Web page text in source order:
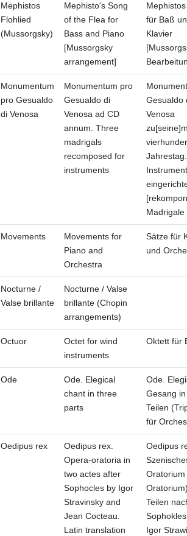
Mephistos
Flohlied
(Mussorgsky)
Mephisto's Song
of the Flea for
Bass and Piano
[Mussorgsky
arrangement]
für Baß
Klavier
Monumentum
pro Gesualdo
di Venosa
Monumentum pro
Gesualdo di
Venosa ad CD
annum. Three
madrigals
recomposed for
instruments
Gesualdo
Venosa
zu[seine]m
Madrigale
Movements
Movements for
Piano and
Orchestra
Sätze für
und
Nocturne /
Valse brillante
Nocturne / Valse
brillante (Chopin
arrangements)
Octuor
Octet for wind
instruments
Oktett für
Ode
Ode. Elegical
chant in three
parts
Ode.
Gesang
Teilen
für
Oedipus rex
Oedipus rex.
Opera-oratoria in
two actes after
Sophocles by Igor
Stravinsky and
Jean Cocteau.
Latin translation
Oedipus
Teilen
Igor